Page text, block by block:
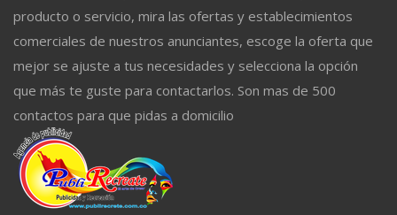
producto o servicio, mira las ofertas y establecimientos
comerciales de nuestros anunciantes, escoge la oferta que
mejor se ajuste a tus necesidades y selecciona la opción
que más te guste para contactarlos. Son mas de 500
contactos para que pidas a domicilio